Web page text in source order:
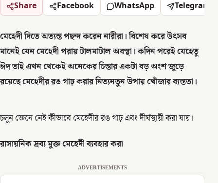
Share Facebook WhatsApp Telegram
মেহেদী দিতে অত্যন্ত পছন্দ করেন নারীরা। বিশেষ করে উৎসব
মানেই যেন মেহেদী পরায় টালমাটাল অবস্থা। কদিন পরেই যেহেতু
ঈদ তাই এখন থেকেই অনেকের চিন্তার একটা বড় অংশ জুড়ে
রয়েছে মেহেদীর রঙ গাঢ় করার নিত্যনতুন উপায় খোঁজার ব্যস্ততা।
চলুন জেনে নেই কীভাবে মেহেদীর রঙ গাঢ় এবং দীর্ঘস্থায়ী করা যায়।
রাসায়নিক দ্রব্য মুক্ত মেহেদী ব্যবহার করা
ADVERTISEMENTS